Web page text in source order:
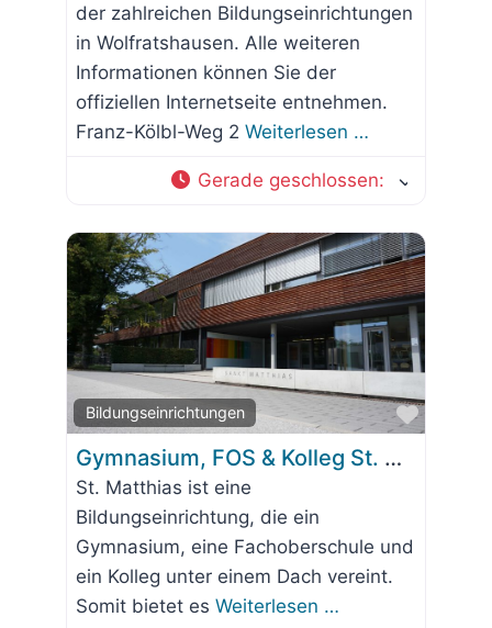
der zahlreichen Bildungseinrichtungen
in Wolfratshausen. Alle weiteren
Informationen können Sie der
offiziellen Internetseite entnehmen.
Franz-Kölbl-Weg 2 Weiterlesen …
Gerade geschlossen:
Bildungseinrichtungen
Favorit
Gymnasium, FOS & Kolleg St. Matthias
St. Matthias ist eine
Bildungseinrichtung, die ein
Gymnasium, eine Fachoberschule und
ein Kolleg unter einem Dach vereint.
Somit bietet es Weiterlesen …